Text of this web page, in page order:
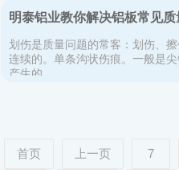
明泰铝业教你解决铝板常见质
划伤是质量问题的常客：划伤、
连续的。单条沟状伤痕。一般是
产生的。
首页 上一页 7